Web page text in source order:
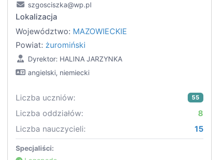
szgosciszka@wp.pl
Lokalizacja
Województwo: MAZOWIECKIE
Powiat: żuromiński
Dyrektor: HALINA JARZYNKA
angielski, niemiecki
Liczba uczniów: 55
Liczba oddziałów:
8
Liczba nauczycieli:
15
Specjaliści: